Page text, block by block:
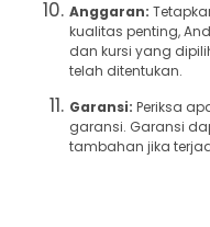
Anggaran:
kualitas penting,
dan kursi yang
telah ditentukan.
Garansi: Periksa
garansi. Garansi
tambahan jika